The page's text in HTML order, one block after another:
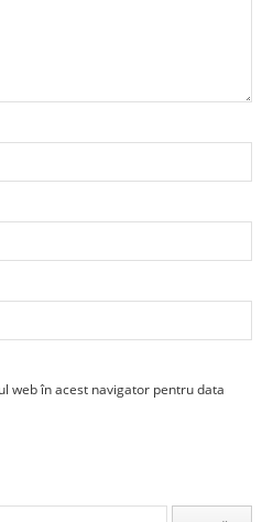
web în acest navigator pentru data